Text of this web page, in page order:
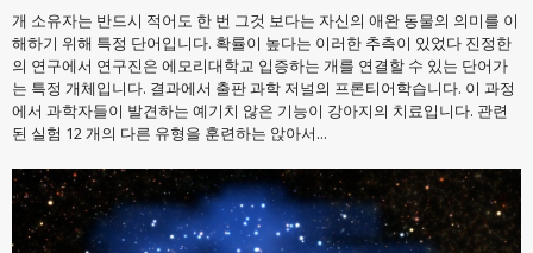
개 소유자는 반드시 적어도 한 번 그것 보다는 자신의 애완 동물의 의미를 이
해하기 위해 특정 단어입니다. 확률이 높다는 이러한 추측이 있었다 진정한
의 연구에서 연구진은 에모리대학교 입증하는 개를 연결할 수 있는 단어가
는 특정 개체입니다. 결과에서 출판 과학 저널의 프론티어학습니다. 이 과정
에서 과학자들이 발견하는 예기치 않은 기능이 강아지의 치료입니다. 관련
된 실험 12 개의 다른 유형을 훈련하는 앉아서...